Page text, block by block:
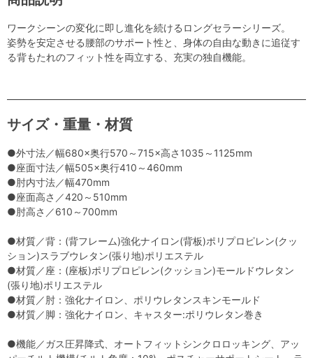
ワークシーンの変化に即し進化を続けるロングセラーシリーズ。
姿勢を安定させる腰部のサポート性と、身体の自由な動きに追従す
る背もたれのフィット性を両立する、充実の独自機能。
サイズ・重量・材質
●外寸法／幅680×奥行570～715×高さ1035～1125mm
●座面寸法／幅505×奥行410～460mm
●肘内寸法／幅470mm
●座面高さ／420～510mm
●肘高さ／610～700mm
●材質／背：(背フレーム)強化ナイロン(背板)ポリプロピレン(クッ
ション)スラブウレタン(張り地)ポリエステル
●材質／座：(座板)ポリプロピレン(クッション)モールドウレタン
(張り地)ポリエステル
●材質／肘：強化ナイロン、ポリウレタンスキンモールド
●材質／脚：強化ナイロン、キャスター:ポリウレタン巻き
●機能／ガス圧昇降式、オートフィットシンクロロッキング、アッ